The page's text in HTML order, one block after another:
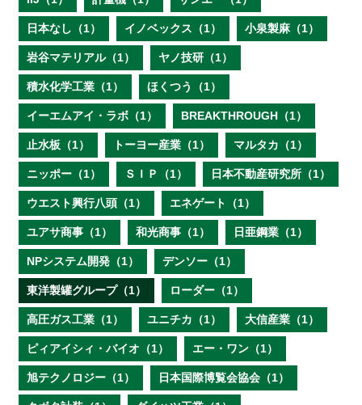
日本なし（1） イノベックス（1） 小泉製麻（1）
岩谷マテリアル（1） ヤノ技研（1）
積水化学工業（1） ほくつう（1）
イーエムアイ・ラボ（1） BREAKTHROUGH（1）
止水板（1） トーヨー産業（1） マルタカ（1）
ニッポー（1） ＳＩＰ（1） 日本不動産研究所（1）
ウエスト興行八頭（1） エネゲート（1）
ユアサ商事（1） 和光商事（1） 日亜鋼業（1）
NPシステム開発（1） デンソー（1）
東洋製罐グループ（1） ローダー（1）
高圧ガス工業（1） ユニチカ（1） 大信産業（1）
ピィアイシィ・バイオ（1） エー・ワン（1）
旭テクノロジー（1） 日本国際博覧会協会（1）